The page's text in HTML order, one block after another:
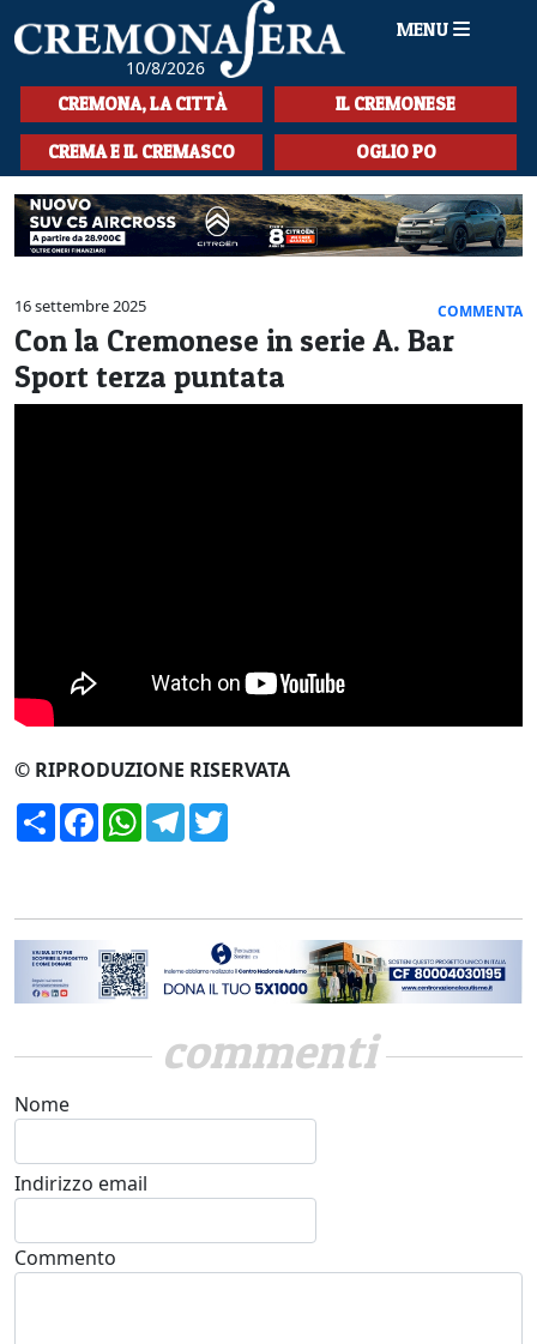
10/8/2026
MENU
HOME
CRONACA
SPORT
LA MUSICA
CULTURA
LA STORIA
SPETTACOLI
CREMONA, LA CITTÀ IL CREMONESE
CREMA E IL CREMASCO OGLIO PO
16 settembre 2025 COMMENTA
Con la Cremonese in serie A. Bar
Sport terza puntata
© RIPRODUZIONE RISERVATA
CondividiFacebookWhatsApp
Telegram
commenti
Nome
Indirizzo email
Commento